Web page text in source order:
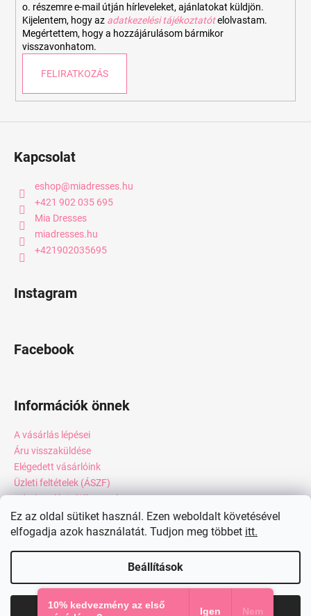
Ez az oldal sütiket használ. Ezen weboldalt követésével
elfogadja azok használatát. Tudjon meg többet itt.
Beállítások
Elfogadom
o. részemre e-mail útján hírleveleket, ajánlatokat küldjön.
Kijelentem, hogy az adatkezelési tájékoztatót elolvastam.
Megértettem, hogy a hozzájárulásom bármikor
visszavonhatom.
FELIRATKOZÁS
Kapcsolat
eshop@miadresses.hu
+421 902 035 695
Mia Dresses
miadresses.hu
+421902035695
Instagram
Facebook
Információk önnek
A vásárlás lépései
Áru visszaküldése
Elégedett vásárlóink
Üzleti feltételek (ÁSZF)
Adatkezelési tájékoztató
Webáruház értékelése
Kapcsolat
Shoptet készítette
Copyright 2026miadresses.hu . Minden jog fenntartva.
10% kedvezmény az első
Igen Nem